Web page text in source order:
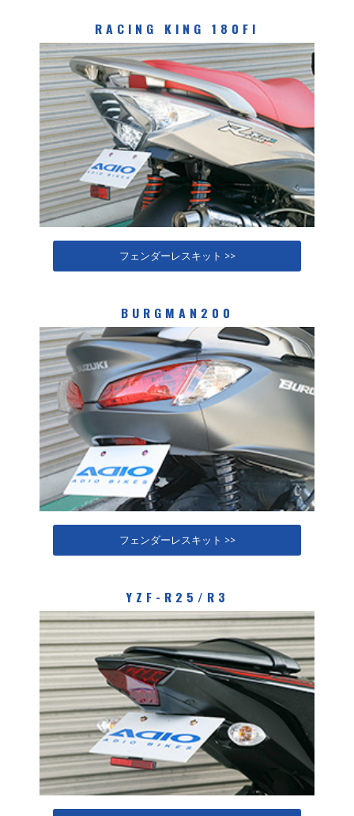
RACING KING 180FI
フェンダーレスキット >>
BURGMAN200
フェンダーレスキット >>
YZF-R25/R3